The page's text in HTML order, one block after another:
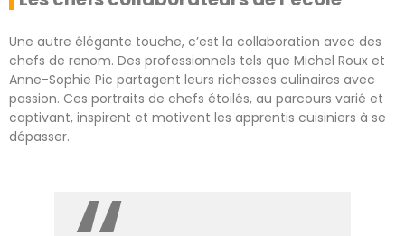
Une autre élégante touche, c’est la collaboration avec des
chefs de renom. Des professionnels tels que Michel Roux et
Anne-Sophie Pic partagent leurs richesses culinaires avec
passion. Ces portraits de chefs étoilés, au parcours varié et
captivant, inspirent et motivent les apprentis cuisiniers à se
dépasser.